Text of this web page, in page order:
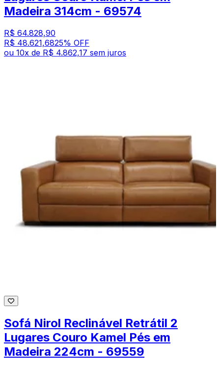
Madeira 314cm - 69574
R$ 64.828,90
R$ 48.621,6825% OFF
ou 10x de R$ 4.862,17 sem juros
Sofá Nirol Reclinável Retrátil 2
Lugares Couro Kamel Pés em
Madeira 224cm - 69559